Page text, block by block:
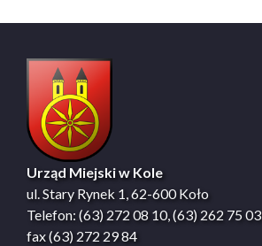
Urząd Miejski w Kole
ul. Stary Rynek 1, 62-600 Koło
Telefon: (63) 272 08 10, (63) 262 75 03
fax (63) 272 29 84